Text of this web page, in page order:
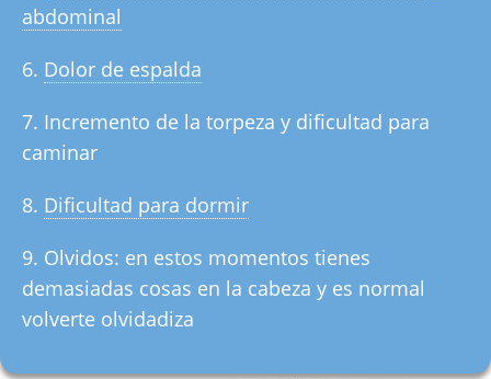
abdominal
Dolor de espalda
Incremento de la torpeza y dificultad para
caminar
Dificultad para dormir
Olvidos: en estos momentos tienes
demasiadas cosas en la cabeza y es normal
volverte olvidadiza